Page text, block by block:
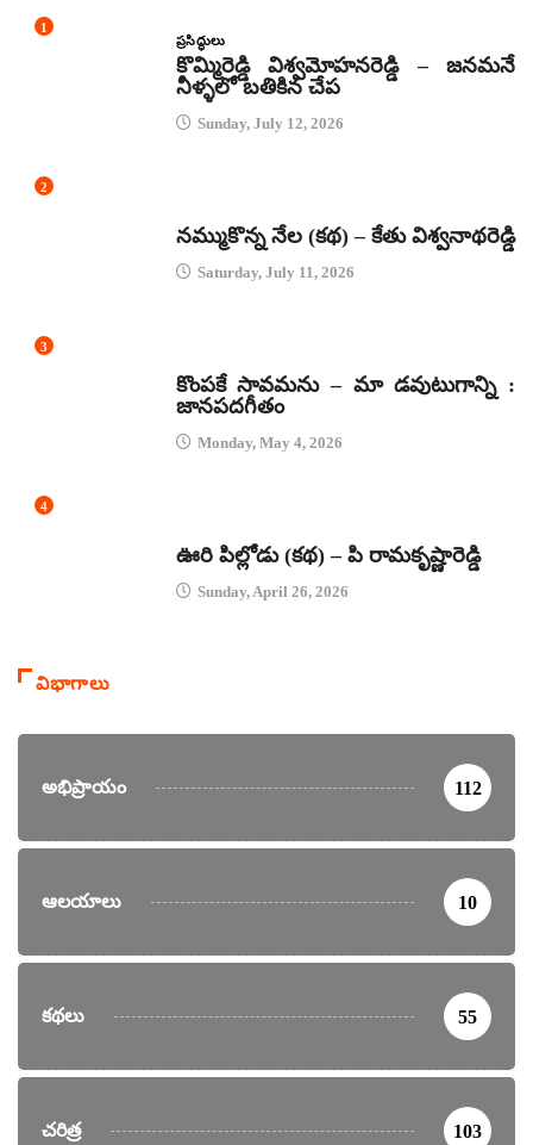
1
ప్రసిద్ధులు
కొమ్మిరెడ్డి విశ్వమోహనరెడ్డి – జనమనే
నీళ్ళలో బతికిన చేప
Sunday, July 12, 2026
2
నమ్ముకొన్న నేల (కథ) – కేతు విశ్వనాథరెడ్డి
Saturday, July 11, 2026
3
కొంపకే సావమను – మా డవుటుగాన్ని :
జానపదగీతం
Monday, May 4, 2026
4
ఊరి పిల్లోడు (కథ) – పి రామకృష్ణారెడ్డి
Sunday, April 26, 2026
విభాగాలు
అభిప్రాయం 112
ఆలయాలు 10
కథలు 55
చరిత్ర 103